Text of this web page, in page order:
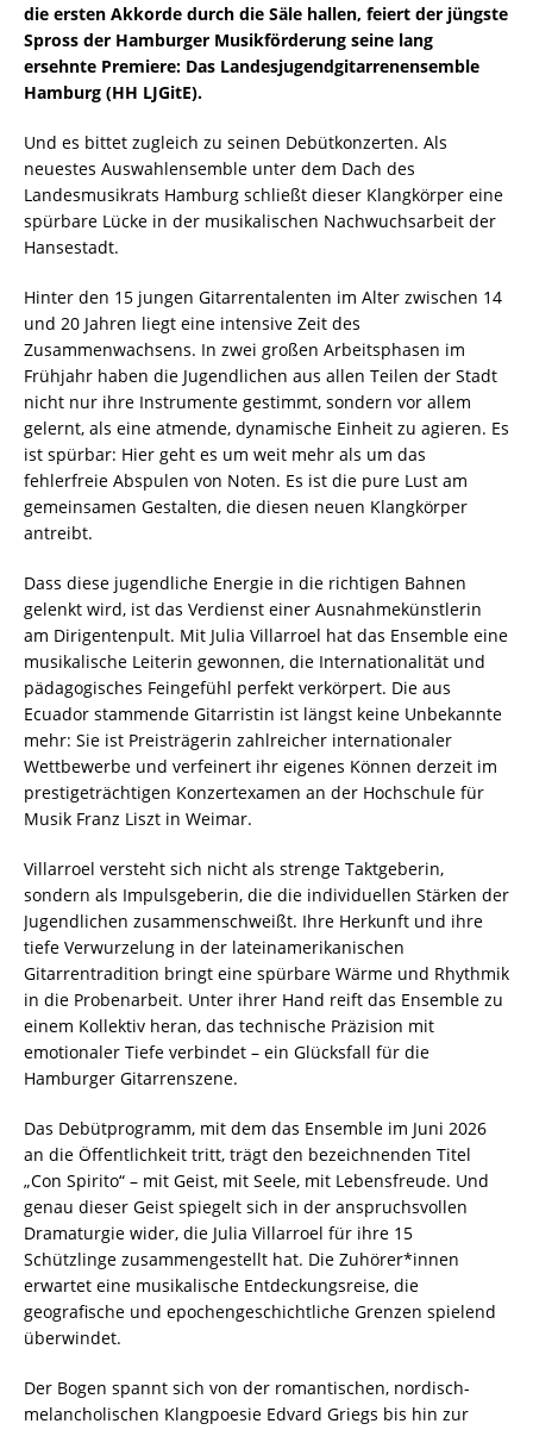
die ersten Akkorde durch die Säle hallen, feiert der jüngste
Spross der Hamburger Musikförderung seine lang
ersehnte Premiere: Das Landesjugendgitarrenensemble
Hamburg (HH LJGitE).
Und es bittet zugleich zu seinen Debütkonzerten. Als
neuestes Auswahlensemble unter dem Dach des
Landesmusikrats Hamburg schließt dieser Klangkörper eine
spürbare Lücke in der musikalischen Nachwuchsarbeit der
Hansestadt.
Hinter den 15 jungen Gitarrentalenten im Alter zwischen 14
und 20 Jahren liegt eine intensive Zeit des
Zusammenwachsens. In zwei großen Arbeitsphasen im
Frühjahr haben die Jugendlichen aus allen Teilen der Stadt
nicht nur ihre Instrumente gestimmt, sondern vor allem
gelernt, als eine atmende, dynamische Einheit zu agieren. Es
ist spürbar: Hier geht es um weit mehr als um das
fehlerfreie Abspulen von Noten. Es ist die pure Lust am
gemeinsamen Gestalten, die diesen neuen Klangkörper
antreibt.
Dass diese jugendliche Energie in die richtigen Bahnen
gelenkt wird, ist das Verdienst einer Ausnahmekünstlerin
am Dirigentenpult. Mit Julia Villarroel hat das Ensemble eine
musikalische Leiterin gewonnen, die Internationalität und
pädagogisches Feingefühl perfekt verkörpert. Die aus
Ecuador stammende Gitarristin ist längst keine Unbekannte
mehr: Sie ist Preisträgerin zahlreicher internationaler
Wettbewerbe und verfeinert ihr eigenes Können derzeit im
prestigeträchtigen Konzertexamen an der Hochschule für
Musik Franz Liszt in Weimar.
Villarroel versteht sich nicht als strenge Taktgeberin,
sondern als Impulsgeberin, die die individuellen Stärken der
Jugendlichen zusammenschweißt. Ihre Herkunft und ihre
tiefe Verwurzelung in der lateinamerikanischen
Gitarrentradition bringt eine spürbare Wärme und Rhythmik
in die Probenarbeit. Unter ihrer Hand reift das Ensemble zu
einem Kollektiv heran, das technische Präzision mit
emotionaler Tiefe verbindet – ein Glücksfall für die
Hamburger Gitarrenszene.
Das Debütprogramm, mit dem das Ensemble im Juni 2026
an die Öffentlichkeit tritt, trägt den bezeichnenden Titel
„Con Spirito“ – mit Geist, mit Seele, mit Lebensfreude. Und
genau dieser Geist spiegelt sich in der anspruchsvollen
Dramaturgie wider, die Julia Villarroel für ihre 15
Schützlinge zusammengestellt hat. Die Zuhörer*innen
erwartet eine musikalische Entdeckungsreise, die
geografische und epochengeschichtliche Grenzen spielend
überwindet.
Der Bogen spannt sich von der romantischen, nordisch-
melancholischen Klangpoesie Edvard Griegs bis hin zur